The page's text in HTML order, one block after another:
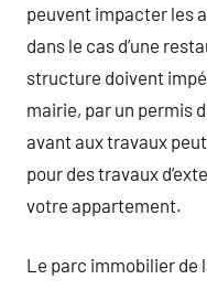
peuvent impacter les
dans le cas d’une
structure doivent
mairie, par un permis
avant aux travaux
pour des travaux
votre appartement.
Le parc immobilier de